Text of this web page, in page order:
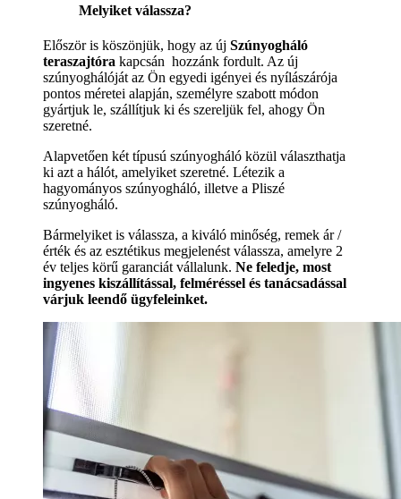
Melyiket válassza?
Először is köszönjük, hogy az új Szúnyogháló
teraszajtóra kapcsán hozzánk fordult. Az új
szúnyoghálóját az Ön egyedi igényei és nyílászárója
pontos méretei alapján, személyre szabott módon
gyártjuk le, szállítjuk ki és szereljük fel, ahogy Ön
szeretné.
Alapvetően két típusú szúnyogháló közül választhatja
ki azt a hálót, amelyiket szeretné. Létezik a
hagyományos szúnyogháló, illetve a Pliszé
szúnyogháló.
Bármelyiket is válassza, a kiváló minőség, remek ár /
érték és az esztétikus megjelenést válassza, amelyre 2
év teljes körű garanciát vállalunk. Ne feledje, most
ingyenes kiszállítással, felméréssel és tanácsadással
várjuk leendő ügyfeleinket.